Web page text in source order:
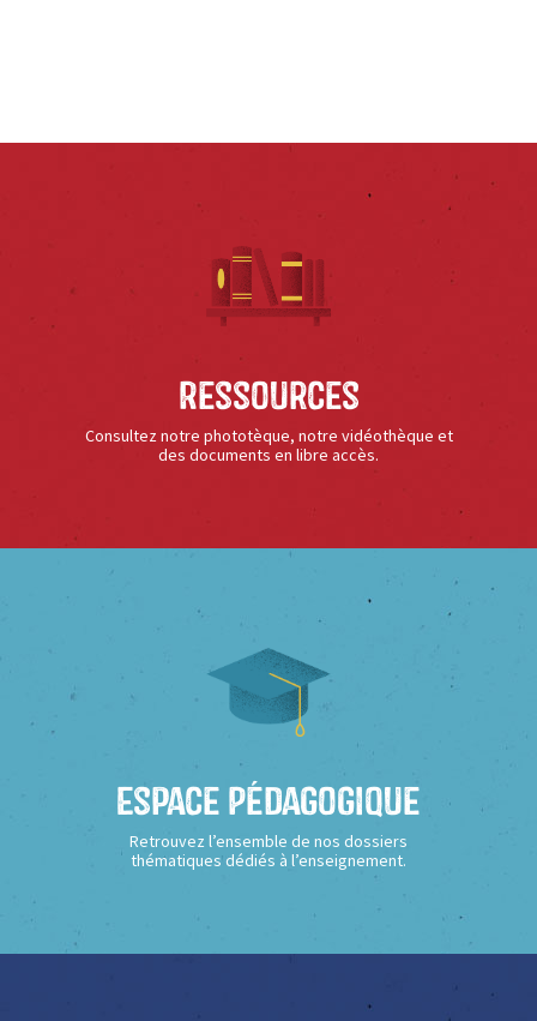
Ressources
Consultez notre phototèque, notre vidéothèque et
des documents en libre accès.
Espace Pédagogique
Retrouvez l’ensemble de nos dossiers
thématiques dédiés à l’enseignement.